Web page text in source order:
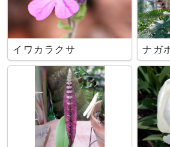
イワカラクサ ナガ